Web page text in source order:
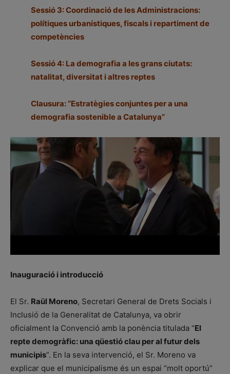
Sessió 3: Coordinació de les Administracions:
polítiques urbanístiques, fiscals i repartiment de
competències
Sessió 4: La demografia a les grans ciutats:
natalitat, diversitat i altres reptes
Clausura: “Estratègies conjuntes per a una
demografia sostenible a Catalunya”
Inauguració i introducció
El Sr. Raül Moreno, Secretari General de Drets Socials i
Inclusió de la Generalitat de Catalunya, va obrir
oficialment la Convenció amb la ponència titulada “El
repte demogràfic: una qüestió clau per al futur dels
municipis”. En la seva intervenció, el Sr. Moreno va
explicar que el municipalisme és un espai “molt oportú”